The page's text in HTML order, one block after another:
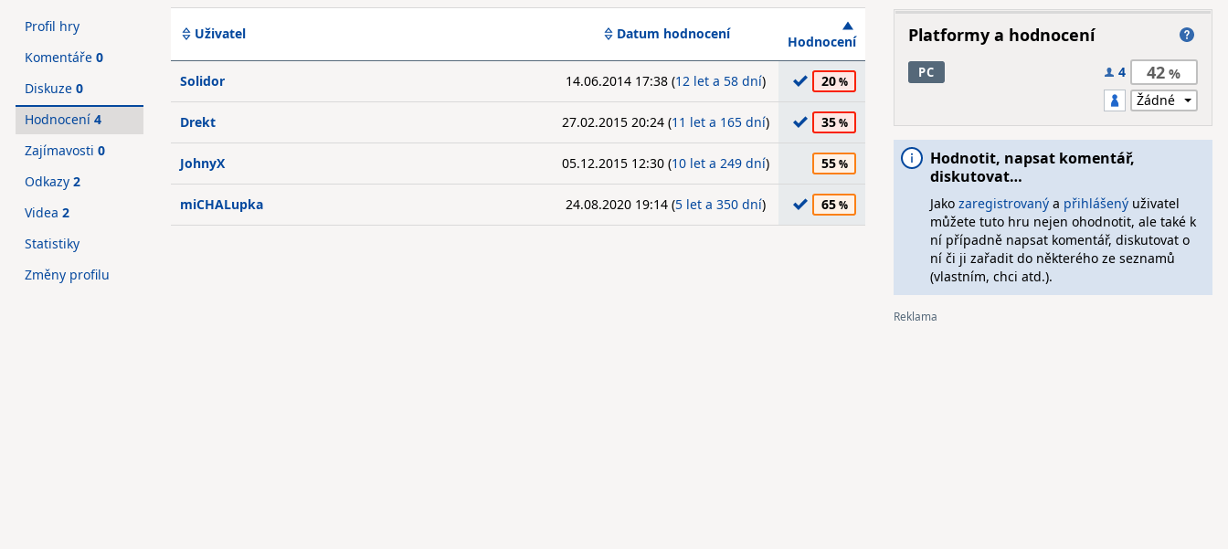
Uživatel Datum hodnocení Hodnocení
Solidor 14.06.2014 17:38 (12 let a 58 dní) 20
Drekt 27.02.2015 20:24 (11 let a 165 dní) 35
JohnyX 05.12.2015 12:30 (10 let a 249 dní) 55
miCHALupka 24.08.2020 19:14 (5 let a 350 dní) 65
Profil hry
Komentáře 0
Diskuze 0
Hodnocení 4
Zajímavosti 0
Odkazy 2
Videa 2
Statistiky
Změny profilu
Platformy a hodnocení
PC 4 42
Hodnotit, napsat komentář,
diskutovat…
Jako zaregistrovanýa přihlášenýuživatel
můžete tuto hru nejen ohodnotit, ale také k
ní případně napsat komentář, diskutovat o
ní či ji zařadit do některého ze seznamů
(vlastním, chci atd.).